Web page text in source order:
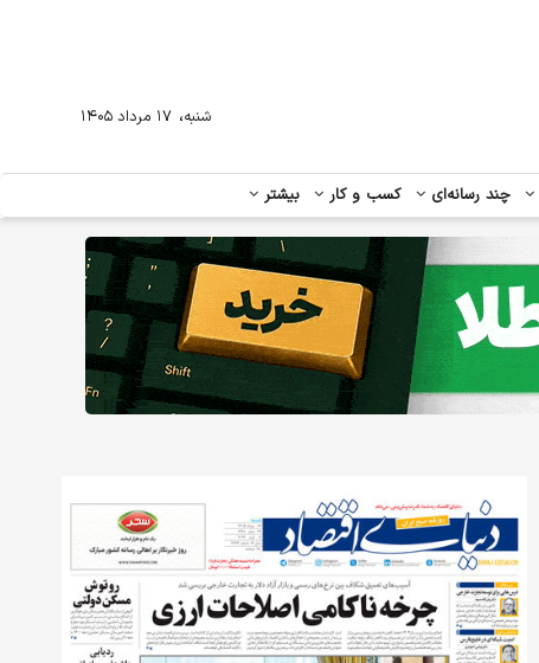
چند رسانه‌ای کسب و کار بیشتر
شنبه، ۱۷ مرداد ۱۴۰۵